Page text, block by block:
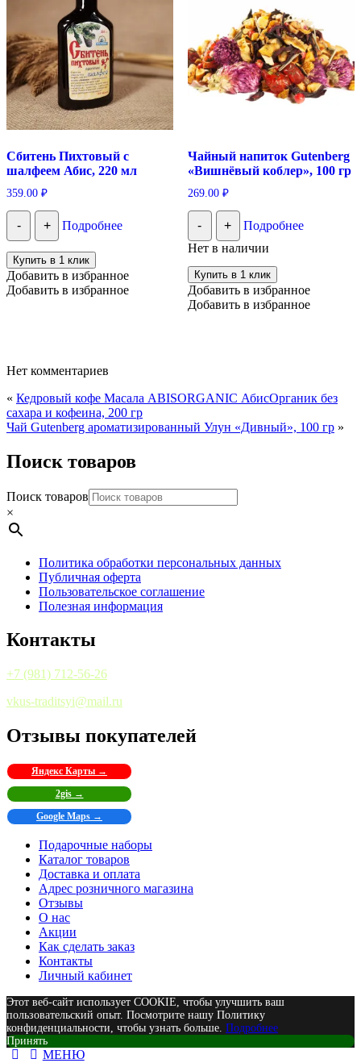
Сбитень Пихтовый с
шалфеем Абис, 220 мл
359.00 ₽
- + Подробнее
Купить в 1 клик
Добавить в избранное
Добавить в избранное
Чайный напиток Gutenberg
«Вишнёвый коблер», 100 гр
269.00 ₽
- +
Подробнее
Нет в наличии
Купить в 1 клик
Добавить в избранное
Добавить в избранное
Нет комментариев
« Кедровый кофе Масала ABISORGANIC АбисОрганик без
сахара и кофеина, 200 гр
Чай Gutenberg ароматизированный Улун «Дивный», 100 гр »
Поиск товаров
Поиск товаров
×
Политика обработки персональных данных
Публичная оферта
Пользовательское соглашение
Полезная информация
Контакты
+7 (981) 712-56-26
vkus-traditsyi@mail.ru
Отзывы покупателей
Яндекс Карты →
2gis →
Google Maps →
Подарочные наборы
Каталог товаров
Доставка и оплата
Адрес розничного магазина
Отзывы
О нас
Акции
Как сделать заказ
Контакты
Личный кабинет
Этот веб-сайт использует COOKIE, чтобы улучшить ваш
пользовательский опыт. Посмотрите нашу Политику
конфиденциальности, чтобы узнать больше. Подробнее
Принять
МЕНЮ